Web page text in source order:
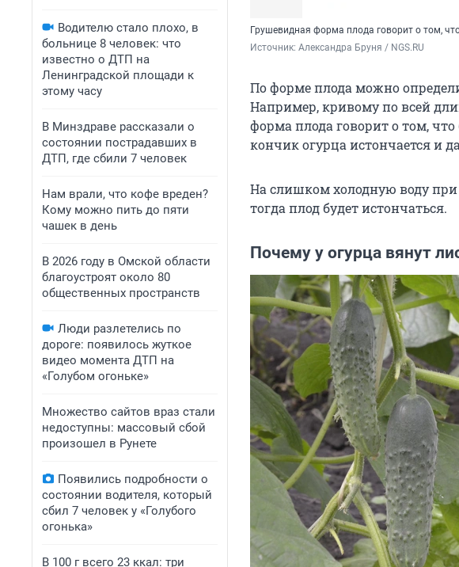
Водителю стало плохо, в
больнице 8 человек: что
известно о ДТП на
Ленинградской площади к
этому часу
В Минздраве рассказали о
состоянии пострадавших в
ДТП, где сбили 7 человек
Нам врали, что кофе вреден?
Кому можно пить до пяти
чашек в день
В 2026 году в Омской области
благоустроят около 80
общественных пространств
Люди разлетелись по
дороге: появилось жуткое
видео момента ДТП на
«Голубом огоньке»
Множество сайтов враз стали
недоступны: массовый сбой
произошел в Рунете
Появились подробности о
состоянии водителя, который
сбил 7 человек у «Голубого
огонька»
В 100 г всего 23 ккал: три
Грушевидная форма плода говорит о том,
Источник: Александра Бруня / NGS.RU
По форме плода можно
Например, кривому по всей
форма плода говорит о том,
кончик огурца истончается и
На слишком холодную воду при
тогда плод будет истончаться.
Почему у огурца вянут